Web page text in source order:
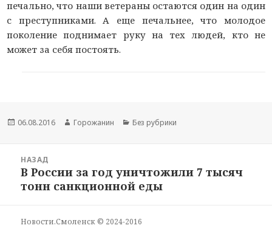
печально, что наши ветераны остаются один на один
с преступниками. А еще печальнее, что молодое
поколение поднимает руку на тех людей, кто не
может за себя постоять.
Новость
06.08.2016
Автор
Горожанин
Раздел
Без рубрики
НАЗАД
Предыдущая
запись:
В России за год уничтожили 7 тысяч
тонн санкционной еды
Новости.Смоленск © 2024-2016